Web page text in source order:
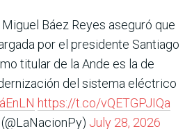
Miguel Báez Reyes aseguró que
por el presidente Santiago
titular de la Ande es la de
del sistema eléctrico
https://t.co/vQETGPJIQa
July 28, 2026